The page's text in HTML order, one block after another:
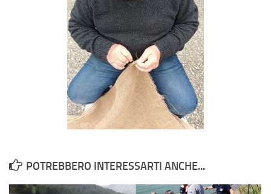
POTREBBERO INTERESSARTI ANCHE...